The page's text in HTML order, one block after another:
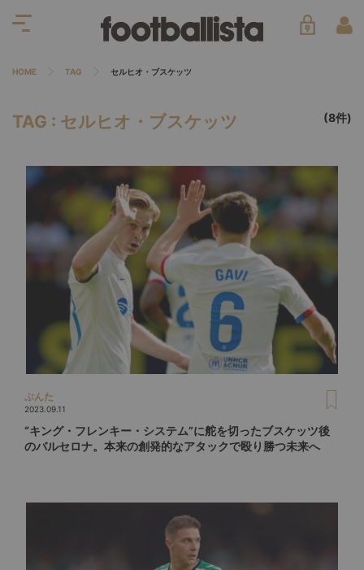
HOME TAG セルヒオ・ブスケッツ
TAG : セルヒオ・ブスケッツ (8件)
ぶんた
2023.09.11
“キング・フレンキー・システム”に舵を切ったブスケッツ後
のバルセロナ。本来の創発的なアタックで殴り勝つ未来へ